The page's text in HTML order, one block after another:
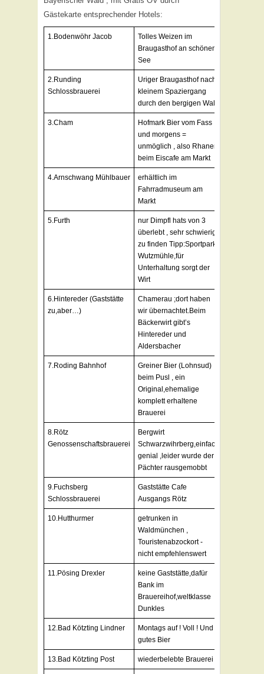
Gästekarte entsprechender Hotels:
1.Bodenwöhr Jacob
Tolles Weizen im
Braugasthof an schönem
See
2.Runding
Schlossbrauerei
Uriger Braugasthof nach
kleinem Spaziergang
durch den bergigen Wald
3.Cham
Hofmark Bier vom Fass
und morgens =
unmöglich , also Rhaner
beim Eiscafe am Markt
4.Arnschwang Mühlbauer
erhältlich im
Fahrradmuseum am
Markt
5.Furth
nur Dimpfl hats von 3
überlebt , sehr schwierig
zu finden Tipp:Sportpark
Wutzmühle,für
Unterhaltung sorgt der
Wirt
6.Hintereder (Gaststätte
zu,aber…)
Chamerau ;dort haben
wir übernachtet.Beim
Bäckerwirt gibt’s
Hintereder und
Aldersbacher
7.Roding Bahnhof
Greiner Bier (Lohnsud)
beim Pusl , ein
Original,ehemalige
komplett erhaltene
Brauerei
8.Rötz
Genossenschaftsbrauerei
Bergwirt
Schwarzwihrberg,einfach
genial ,leider wurde der
Pächter rausgemobbt
9.Fuchsberg
Schlossbrauerei
Gaststätte Cafe
Ausgangs Rötz
10.Hutthurmer
getrunken in
Waldmünchen ,
Touristenabzockort -
nicht empfehlenswert
11.Pösing Drexler
keine Gaststätte,dafür
Bank im
Brauereihof,weltklasse
Dunkles
12.Bad Kötzting Lindner
Montags auf ! Voll ! Und
gutes Bier
13.Bad Kötzting Post wiederbelebte Brauerei